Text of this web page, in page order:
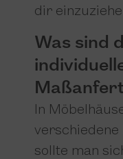
dir
Was sind
In
sollte man